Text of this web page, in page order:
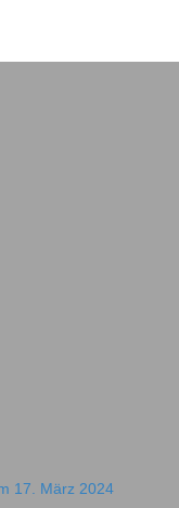
17. März 2024